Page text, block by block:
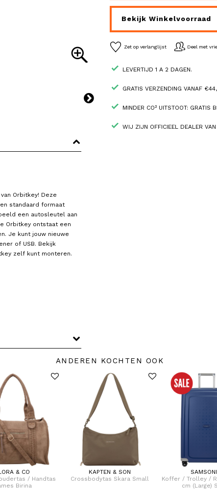
Orbitkey! Deze
standaard formaat
een autosleutel aan
Orbitkey ontstaat een
Je kunt jouw nieuwe
of USB. Bekijk
zelf kunt monteren.
Bekijk Winkelvoorraad
Zet op verlanglijst Deel met
LEVERTIJD 1 A 2 DAGEN.
GRATIS VERZENDING VANAF
MINDER CO² UITSTOOT: GRATIS
WIJ ZIJN OFFICIEEL DEALER VAN
ANDEREN KOCHTEN OOK
& CO
/ Handtas
Birina
KAPTEN & SON
Crossbodytas Skara Small
Koffer / Trolley /
cm (Large)